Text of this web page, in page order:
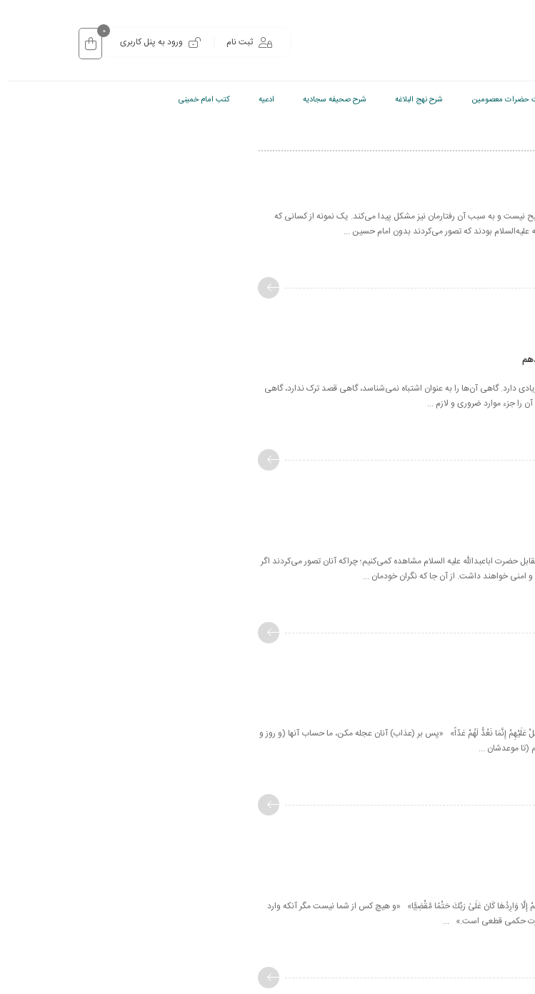
ثبت نام ورود به پنل کاربری
0
حضرات معصومین شرح نهج البلاغه شرح صحیفه سجادیه ادعیه کتب امام خمینی
نیست و به سبب آن رفتارمان نیز مشکل پیدا می‌کند. یک نمونه از کسانی که
علیه‌السلام بودند که تصور می‌کردند بدون امام حسین ...
دارد. گاهی آن‌ها را به عنوان اشتباه نمی‌شناسد، گاهی قصد ترک ندارد، گاهی
را جزء موارد ضروری و لازم ...
حضرت اباعبدالله علیه السلام مشاهده کمی‌کنیم؛ چراکه آنان تصور می‌کردند اگر
امنی خواهند داشت. از آن جا که نگران خودمان ...
«فَلَا تَعْجَلْ عَلَيْهِمْ إِنَّمَا نَعُدُّ لَهُمْ عَدّاً» «پس بر (عذاب) آنان عجله مكن، ما حساب آنها (و روز و
(تا موعدشان ...
«وَإِن مِّنكُمْ إِلَّا وَارِدُهَا كَانَ عَلَىٰ رَبِّكَ حَتْمًا مَّقْضِيًّا» «و هيچ كس از شما نيست مگر آنكه وارد
حكمى قطعى است.» ...